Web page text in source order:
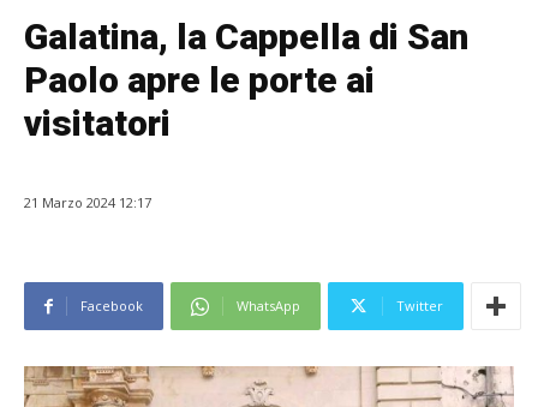
Galatina, la Cappella di San
Paolo apre le porte ai
visitatori
21 Marzo 2024 12:17
Facebook WhatsApp Twitter